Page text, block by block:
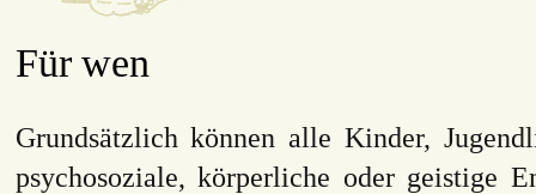
Für wen
Grundsätzlich können alle Kinder,
psychosoziale, körperliche oder geistige